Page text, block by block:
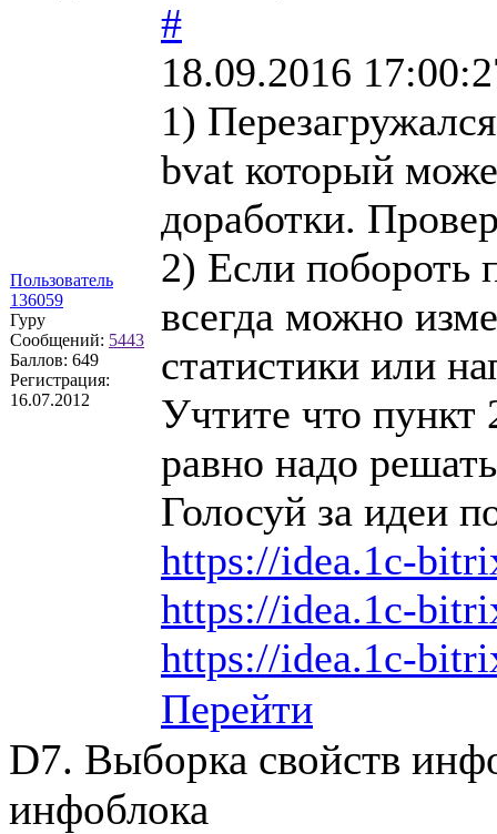
Пользователь
136059
Гуру
Сообщений: 5443
Баллов: 649
Регистрация:
16.07.2012
#
18.09.2016
1)
bvat который
доработки.
2) Если побороть
всегда можно
статистики или
Учтите что пункт
равно надо
Голосуй за идеи
https://idea.1c-
https://idea.1c-
https://idea.1c-
Перейти
D7. Выборка свойств
инфоблока